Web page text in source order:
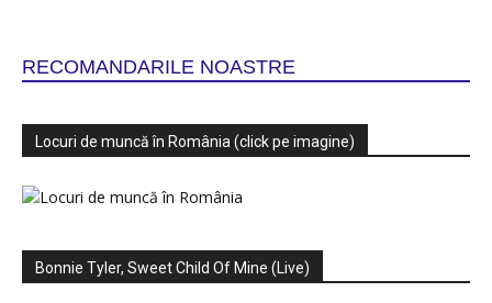
RECOMANDARILE NOASTRE
Locuri de muncă în România (click pe imagine)
Bonnie Tyler, Sweet Child Of Mine (Live)